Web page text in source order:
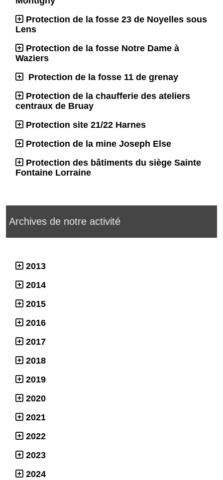
Protection de la fosse 23 de Noyelles sous
Lens
Protection de la fosse Notre Dame à
Waziers
Protection de la fosse 11 de grenay
Protection de la chaufferie des ateliers
centraux de Bruay
Protection site 21/22 Harnes
Protection de la mine Joseph Else
Protection des bâtiments du siège Sainte
Fontaine Lorraine
Archives de notre activité
2013
2014
2015
2016
2017
2018
2019
2020
2021
2022
2023
2024